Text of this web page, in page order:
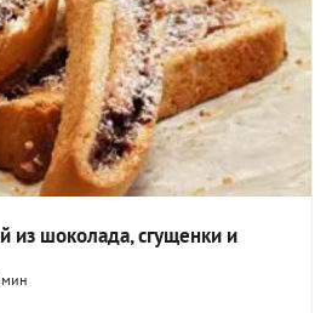
из шоколада, сгущенки и